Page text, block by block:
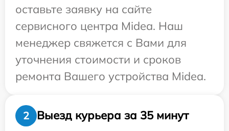
оставьте заявку на сайте
сервисного центра Midea. Наш
менеджер свяжется с Вами для
уточнения стоимости и сроков
ремонта Вашего устройства Midea.
2
Выезд курьера за 35 минут